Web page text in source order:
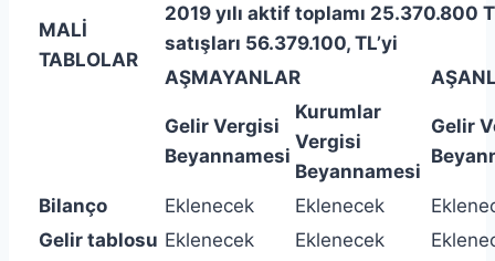
MALİ
TABLOLAR
2019 yılı aktif toplamı 25.370.800
satışları 56.379.100, TL’yi
AŞMAYANLAR
Gelir Vergisi
Beyannamesi
Kurumlar
Vergisi
Beyannamesi
Gelir
Bilanço Eklenecek Eklenecek
Gelir tablosu Eklenecek Eklenecek